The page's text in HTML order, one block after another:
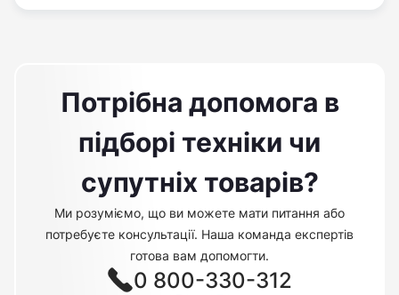
Потрібна допомога в
підборі техніки чи
супутніх товарів?
Ми розуміємо, що ви можете мати питання або
потребуєте консультації. Наша команда експертів
готова вам допомогти.
0 800-330-312